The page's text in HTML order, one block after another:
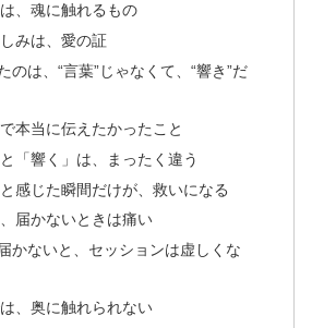
、魂に触れるもの
みは、愛の証
のは、“言葉”じゃなくて、“響き”だ
本当に伝えたかったこと
と「響く」は、まったく違う
と感じた瞬間だけが、救いになる
届かないときは痛い
かないと、セッションは虚しくな
、奥に触れられない